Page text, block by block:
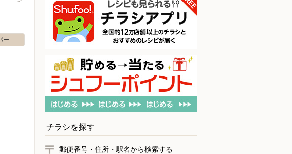
ー
チラシを探す
郵便番号・住所・駅名から検索する